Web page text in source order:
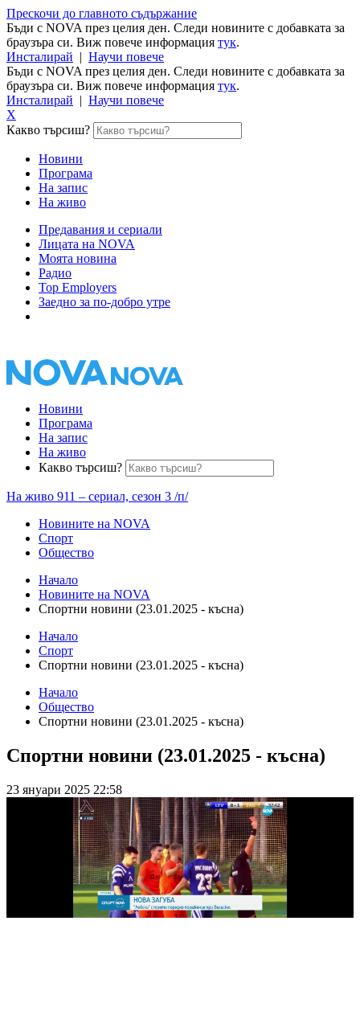
Прескочи до главното съдържание
Бъди с NOVA през целия ден. Следи новините с добавката за
браузъра си. Виж повече информация тук.
Инсталирай | Научи повече
Бъди с NOVA през целия ден. Следи новините с добавката за
браузъра си. Виж повече информация тук.
Инсталирай | Научи повече
X
Какво търсиш?
Новини
Програма
На запис
На живо
Предавания и сериали
Лицата на NOVA
Моята новина
Радио
Top Employers
Заедно за по-добро утре
Новини
Програма
На запис
На живо
Какво търсиш?
На живо 911 – сериал, сезон 3 /п/
Новините на NOVA
Спорт
Общество
Начало
Новините на NOVA
Спортни новини (23.01.2025 - късна)
Начало
Спорт
Спортни новини (23.01.2025 - късна)
Начало
Общество
Спортни новини (23.01.2025 - късна)
Спортни новини (23.01.2025 - късна)
23 януари 2025 22:58